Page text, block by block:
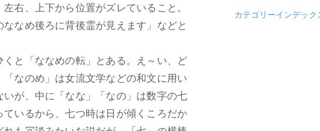
右、上下から位置がズレていること。
なめ後ろに背後霊が見えます」などと
と「ななめの転」とある。え～い、ど
なのめ」は女流文学などの和文に用い
が、中に「なな」「なの」は数字の七
いるから、七つ時は日が傾くころだか
カテゴリーインデック